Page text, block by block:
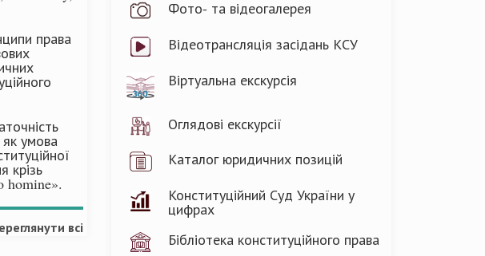
права
умова
крізь
homine».
всі
Фото- та відеогалерея
Відеотрансляція засідань КСУ
Віртуальна екскурсія
Оглядові екскурсії
Каталог юридичних позицій
Конституційний Суд України у
цифрах
Бібліотека конституційного права